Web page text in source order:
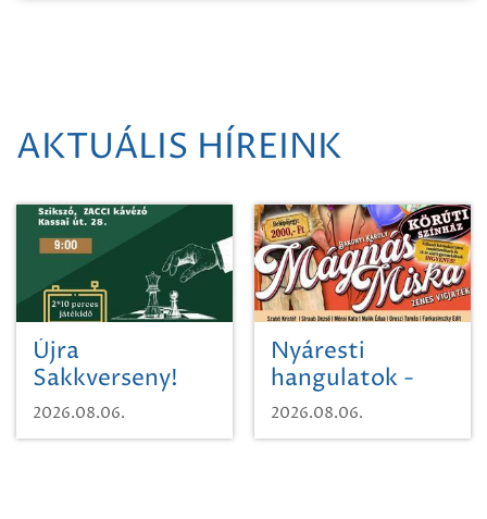
AKTUÁLIS HÍREINK
Újra
Sakkverseny!
2026.08.06.
Nyáresti
hangulatok -
Mágnás Miska
2026.08.06.